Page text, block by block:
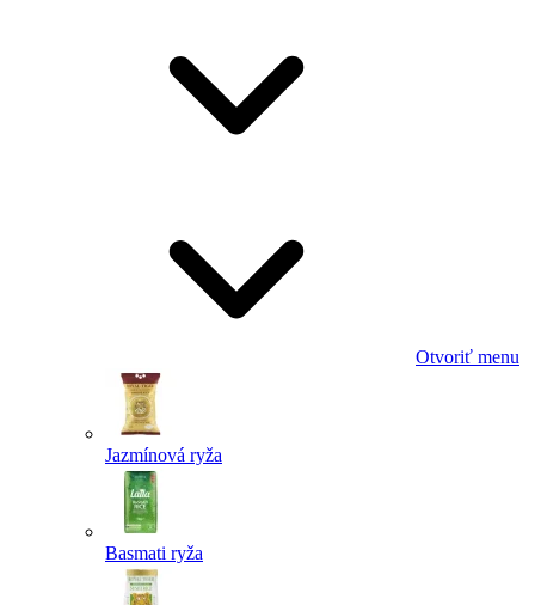
Otvoriť menu
Jazmínová ryža
Basmati ryža